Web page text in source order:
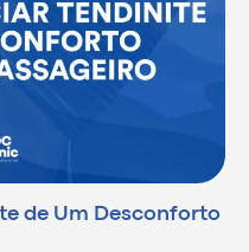
de Um Desconforto